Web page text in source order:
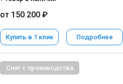
от 150 200 ₽
Купить в 1 клик Подробнее
Снят с производства